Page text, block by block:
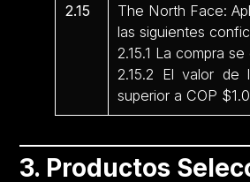
2.15
The North Face:
las siguientes
2.15.1 La compra
2.15.2 El valor de
superior a COP
3. Productos